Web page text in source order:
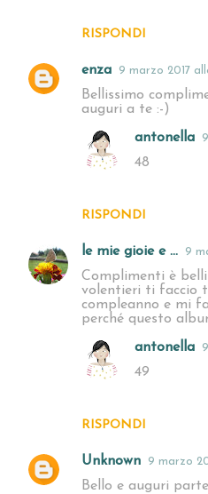
RISPONDI
enza 9 marzo 2017
Bellissimo
auguri a te :-)
RISPONDI
antonella
48
le mie gioie e ... 9
Complimenti è
volentieri ti faccio
compleanno e mi
perché questo
RISPONDI
antonella
49
Unknown 9 marzo
Bello e auguri